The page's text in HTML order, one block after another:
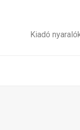
Kiadó